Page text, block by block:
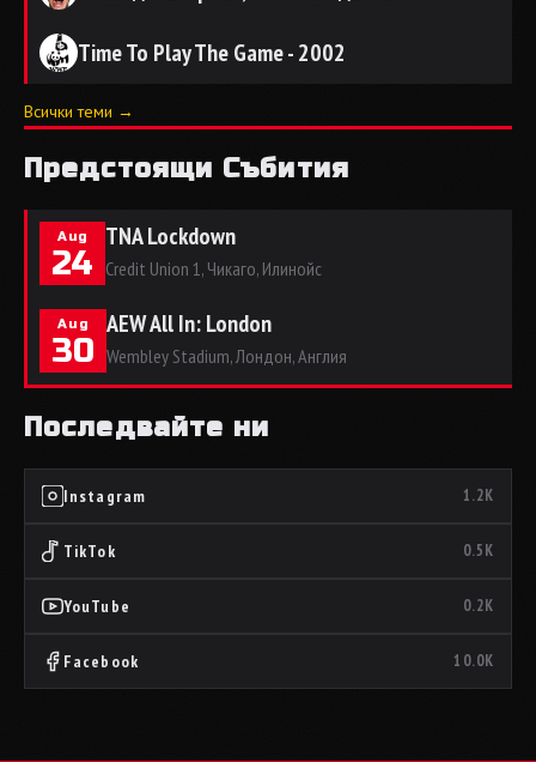
Time To Play The Game - 2002
Всички теми →
Предстоящи Събития
Aug
24
TNA Lockdown
Credit Union 1, Чикаго, Илинойс
Aug
30
AEW All In: London
Wembley Stadium, Лондон, Англия
Последвайте ни
Instagram 1.2K
TikTok 0.5K
YouTube 0.2K
Facebook 10.0K